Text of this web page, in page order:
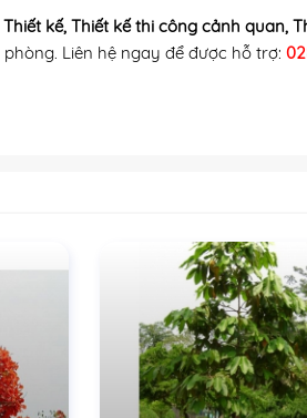
Thiết kế, Thiết kế thi công cảnh quan,
phòng. Liên hệ ngay để được hỗ trợ: